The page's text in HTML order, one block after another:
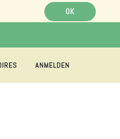
OK
ANMELDEN